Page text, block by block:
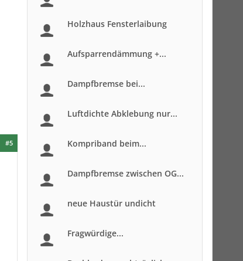
#5
Holzhaus Fensterlaibung
Aufsparrendämmung +...
Dampfbremse bei...
Luftdichte Abklebung nur...
Kompriband beim...
Dampfbremse zwischen OG...
neue Haustür undicht
Fragwürdige...